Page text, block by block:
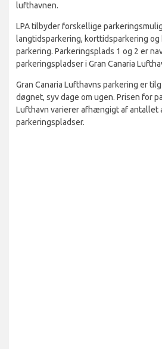
lufthavnen.
LPA tilbyder forskellige
langtidsparkering, korttidsparkering og
parkering. Parkeringsplads 1 og 2 er
parkeringspladser i Gran Canaria
Gran Canaria Lufthavns parkering er
døgnet, syv dage om ugen. Prisen for
Lufthavn varierer afhængigt af antallet
parkeringspladser.